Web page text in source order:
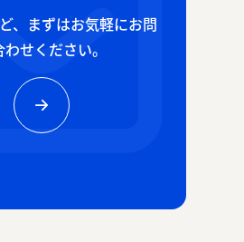
、 まずはお気軽にお問
わせください。